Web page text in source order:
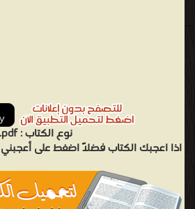
نوع الكتاب :pdf.
اذا اعجبك الكتاب فضلاً اضغط على أعجبني